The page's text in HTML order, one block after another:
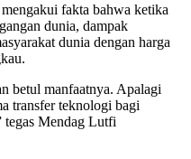
fakta bahwa ketika
dunia, dampak
dunia dengan harga
betul manfaatnya. Apalagi
transfer teknologi bagi
tegas Mendag Lutfi